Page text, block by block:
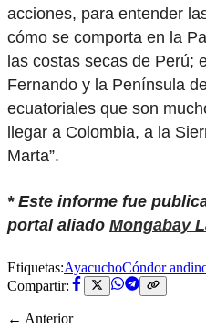
acciones, para entender
cómo se comporta en la
las costas secas de Perú;
Fernando y la Península
ecuatoriales que son
llegar a Colombia, a la
Marta”.
* Este informe fue
portal aliado Mongabay
Etiquetas:AyacuchoCóndor
Compartir:
← Anterior